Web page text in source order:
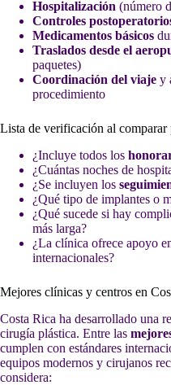
Hospitalización (número
Controles
Medicamentos básicos
Traslados desde el
paquetes)
Coordinación del viaje y
procedimiento
Lista de verificación al comparar
¿Incluye todos los
¿Cuántas noches de
¿Se incluyen los
¿Qué tipo de implantes o
¿Qué sucede si hay
más larga?
¿La clínica ofrece apoyo
internacionales?
Mejores clínicas y centros en
Costa Rica ha desarrollado una
cirugía plástica. Entre las
cumplen con estándares
equipos modernos y cirujanos
considera: